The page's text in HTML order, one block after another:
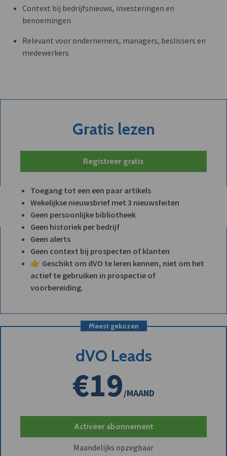
Context bij bedrijfsnieuws, investeringen en
benoemingen
Relevant voor ondernemers, managers, beslissers en
medewerkers
Gratis lezen
Registreer gratis
Toegang tot een een paar artikels
Wekelijkse nieuwsbrief met 3 nieuwsfeiten
Geen persoonlijke bibliotheek
Geen historiek per bedrijf
Geen alerts
Geen context bij prospecten of klanten
👉 Geschikt om dVO te leren kennen, niet om het
actief te gebruiken in prospectie of
voorbereiding.
Meest gekozen
dVO Leads
€19/MAAND
Activeer abonnement
Maandelijks opzegbaar